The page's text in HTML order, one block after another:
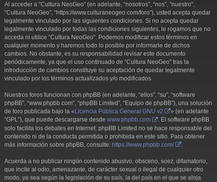
Al acceder a “Cultura NeoGeo” (en adelante, “nosotros”, “nos”, “nuestro”,
“Cultura NeoGeo”, “https://www.culturaneogeo.com/foro”), usted acepta quedar
legalmente vinculado por las siguientes condiciones. Si no acepta quedar
legalmente vinculado por todas las condiciones siguientes, le rogamos que no
acceda ni utilice “Cultura NeoGeo”. Podemos modificar estos términos en
cualquier momento y haremos todo lo posible por informarle de dichos
cambios. No obstante, es su responsabilidad revisar este documento
periódicamente, ya que el uso continuado de “Cultura NeoGeo” tras la
introducción de cambios constituye su aceptación de quedar legalmente
vinculado por los términos actualizados y/o modificados.
Nuestros foros funcionan con phpBB (en adelante, “ellos”, “su”, “software
phpBB”, “www.phpbb.com”, “phpBB Limited”, “Equipo de phpBB”), una solución
de foro publicada bajo la « Licencia Pública General GNU v2
» (en adelante
“GPL”), que puede descargarse desde www.phpbb.com
. El software phpBB
solo facilita los debates en Internet; phpBB Limited no se hace responsable del
contenido ni de la conducta permitida o prohibida en este sitio. Para obtener
más información sobre phpBB, consulte: https://www.phpbb.com/ .
Acuerda a no publicar ningún contenido abusivo, obsceno, soez, difamatorio,
que incite al odio, amenazante, de carácter sexual o ilegal de cualquier otro
modo, ya sea según la legislación de su país, la del país en el que se aloja